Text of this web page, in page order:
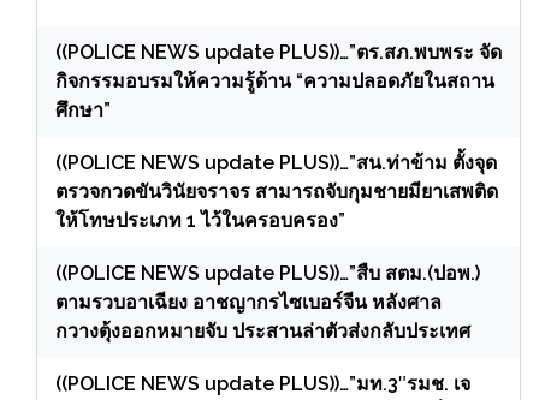
((POLICE NEWS update PLUS))…”ตร.สภ.พบพระ จัด
กิจกรรมอบรมให้ความรู้ด้าน “ความปลอดภัยในสถาน
ศึกษา”
((POLICE NEWS update PLUS))…”สน.ท่าข้าม ตั้งจุด
ตรวจกวดขันวินัยจราจร สามารถจับกุมชายมียาเสพติด
ให้โทษประเภท 1 ไว้ในครอบครอง”
((POLICE NEWS update PLUS))…”สืบ สตม.(ปอพ.)
ตามรวบอาเฉียง อาชญากรไซเบอร์จีน หลังศาล
กวางตุ้งออกหมายจับ ประสานล่าตัวส่งกลับประเทศ
((POLICE NEWS update PLUS))…”มท.3″รมช. เจ